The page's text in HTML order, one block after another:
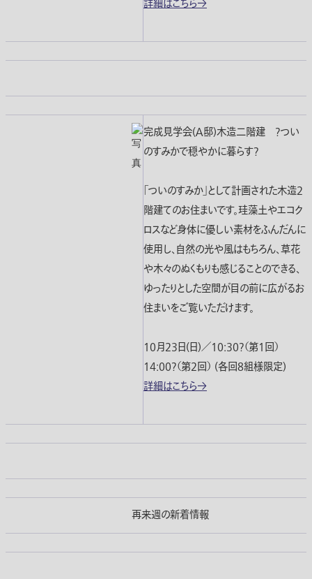
詳細はこちら→
完成見学会(Ａ邸)木造二階建 ?つい
のすみかで穏やかに暮らす?
「ついのすみか」として計画された木造2
階建てのお住まいです。珪藻土やエコク
ロスなど身体に優しい素材をふんだんに
使用し、自然の光や風はもちろん、草花
や木々のぬくもりも感じることのできる、
ゆったりとした空間が目の前に広がるお
住まいをご覧いただけます。
10月23日(日)／10:30?（第1回）
14:00?（第2回） (各回8組様限定)
詳細はこちら→
再来週の新着情報